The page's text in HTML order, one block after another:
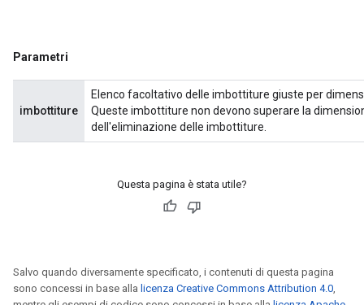
Parametri
imbottiture
Elenco facoltativo delle imbottiture giuste per
Queste imbottiture non devono superare la
dell'eliminazione delle imbottiture.
Questa pagina è stata utile?
Salvo quando diversamente specificato, i contenuti di questa pagina
sono concessi in base alla licenza Creative Commons Attribution 4.0